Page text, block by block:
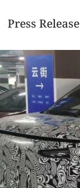
Press Release